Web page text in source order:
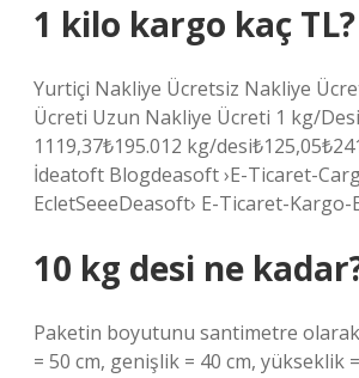
1 kilo kargo kaç TL?
Yurtiçi Nakliye Ücretsiz Nakliye
Ücreti Uzun Nakliye Ücreti 1 kg/Desi
1119,37₺195.012 kg/
İdeatoft Blogdeasoft ›E-Ticaret-
EcletSeeeDeasoft› E-Ticaret-Kargo-
10 kg desi ne
Paketin boyutunu santimetre
= 50 cm, genişlik = 40 cm, yükseklik